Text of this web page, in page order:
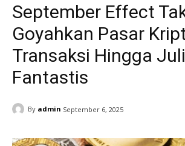
September Effect
Goyahkan Pasar
Transaksi Hingga
Fantastis
By admin September 6, 2025